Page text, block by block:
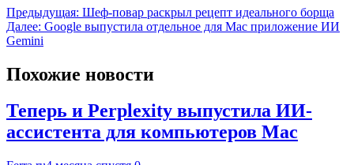
Предыдущая: Шеф-повар раскрыл рецепт идеального борща
Далее: Google выпустила отдельное для Mac приложение ИИ
Gemini
Похожие новости
Теперь и Perplexity выпустила ИИ-
ассистента для компьютеров Mac